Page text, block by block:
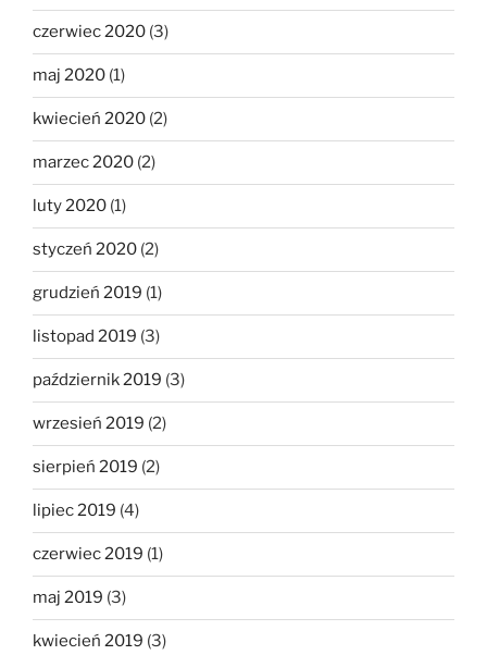
czerwiec 2020 (3)
maj 2020 (1)
kwiecień 2020 (2)
marzec 2020 (2)
luty 2020 (1)
styczeń 2020 (2)
grudzień 2019 (1)
listopad 2019 (3)
październik 2019 (3)
wrzesień 2019 (2)
sierpień 2019 (2)
lipiec 2019 (4)
czerwiec 2019 (1)
maj 2019 (3)
kwiecień 2019 (3)